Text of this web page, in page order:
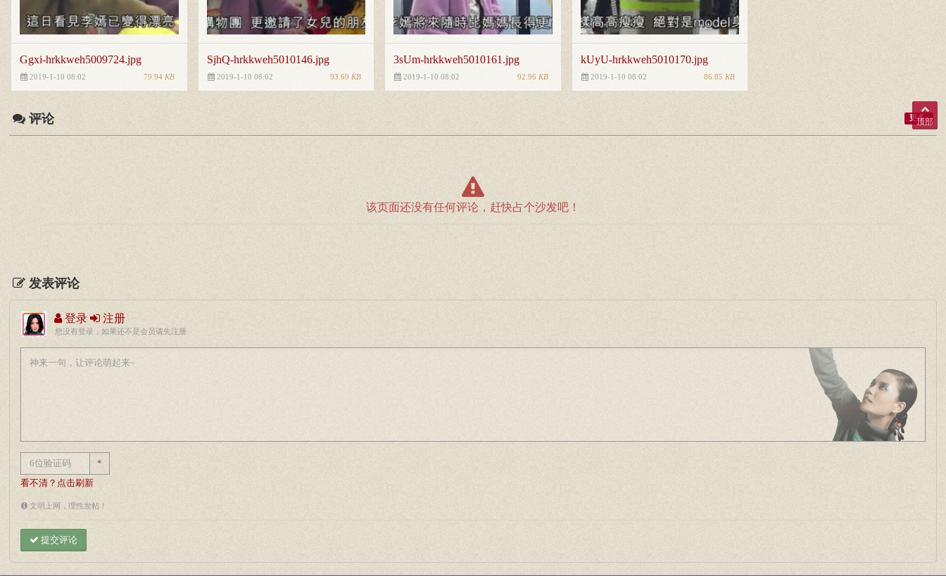
Ggxi-hrkkweh5009724.jpg
2019-1-10 08:02 79.94 KB
SjhQ-hrkkweh5010146.jpg
2019-1-10 08:02 93.69KB
3sUm-hrkkweh5010161.jpg
2019-1-10 08:02 92.96 KB
kUyU-hrkkweh5010170.jpg
2019-1-10 08:02 86.85KB
评论 更多..
该页面还没有任何评论，赶快占个沙发吧！
发表评论
登录 注册
您没有登录，如果还不是会员请先注册
*
看不清？点击刷新
文明上网，理性发帖！
提交评论
顶部